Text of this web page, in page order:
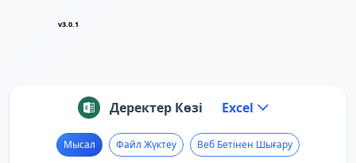
v3.0.1
Деректер Көзі Excel
Мысал Файл Жүктеу Веб Бетінен Шығару